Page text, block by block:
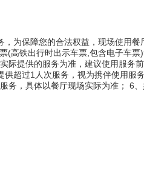
，为保障您的合法权益，现场使用
(高铁出行时出示车票,包含电子车
际提供的服务为准，建议使用服务
供超过1人次服务，视为携伴使用
务，具体以餐厅现场实际为准； 6